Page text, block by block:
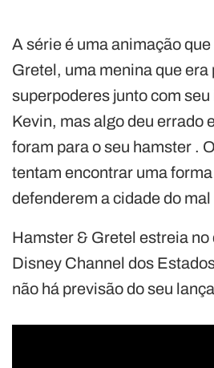
A série é uma animação
Gretel, uma menina que era
superpoderes junto com
Kevin, mas algo deu errado
foram para o seu hamster .
tentam encontrar uma
defenderem a cidade do
Hamster & Gretel estreia no
Disney Channel dos
não há previsão do seu